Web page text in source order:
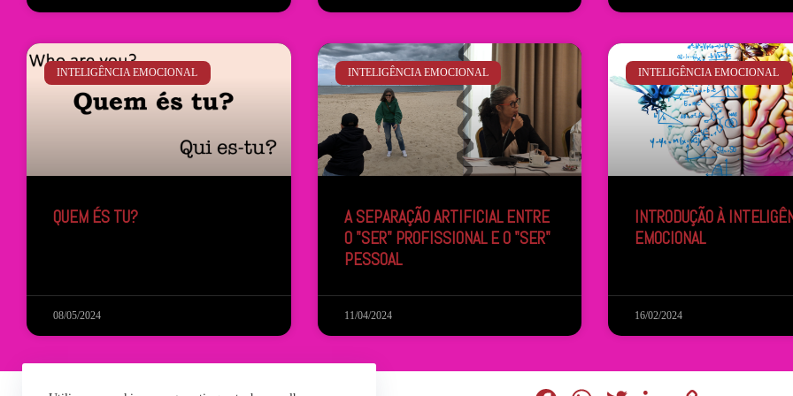
INTELIGÊNCIA EMOCIONAL
QUEM ÉS TU?
08/05/2024
INTELIGÊNCIA EMOCIONAL
A SEPARAÇÃO ARTIFICIAL ENTRE
O "SER" PROFISSIONAL E O "SER"
PESSOAL
11/04/2024
INTELIGÊNCIA EMOCIONAL
INTRODUÇÃO À
EMOCIONAL
16/02/2024